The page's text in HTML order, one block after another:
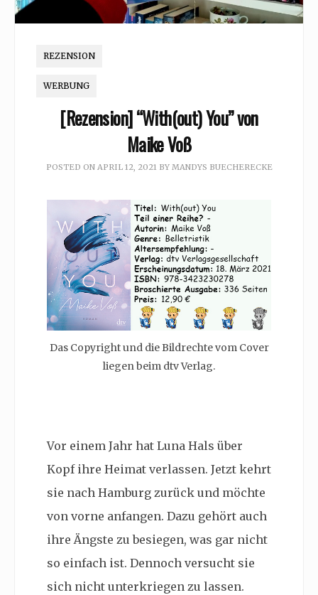
REZENSION
WERBUNG
[Rezension] “With(out) You” von
Maike Voß
POSTED ON APRIL 12, 2021 BY MANDYS BUECHERECKE
Das Copyright und die Bildrechte vom Cover
liegen beim dtv Verlag.
Vor einem Jahr hat Luna Hals über
Kopf ihre Heimat verlassen. Jetzt kehrt
sie nach Hamburg zurück und möchte
von vorne anfangen. Dazu gehört auch
ihre Ängste zu besiegen, was gar nicht
so einfach ist. Dennoch versucht sie
sich nicht unterkriegen zu lassen.